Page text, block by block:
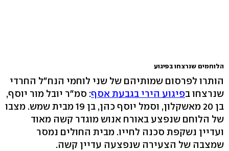
הלוחמים שנרצחו בפיגוע
הותרו לפרסום שמותיהם של שני לוחמי הנח"ל החרדי
שנרצחו בפיגוע הירי בגבעת אסף: סמ"ר יובל מור יוסף,
בן 20 מאשקלון, וסמל יוסף כהן, בן 19 מבית שמש. מצבו
של הלוחם שנפצע באורח אנוש מוגדר קשה מאוד
ועדיין נשקפת סכנה לחייו. מבית החולים נמסר
שמצבה של הצעירה שנפצעה עדיין קשה.